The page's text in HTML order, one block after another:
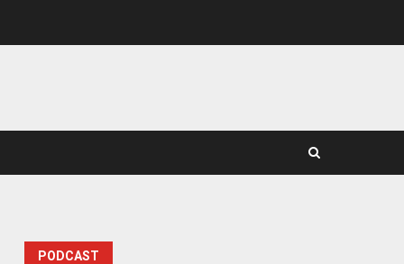
PODCAST